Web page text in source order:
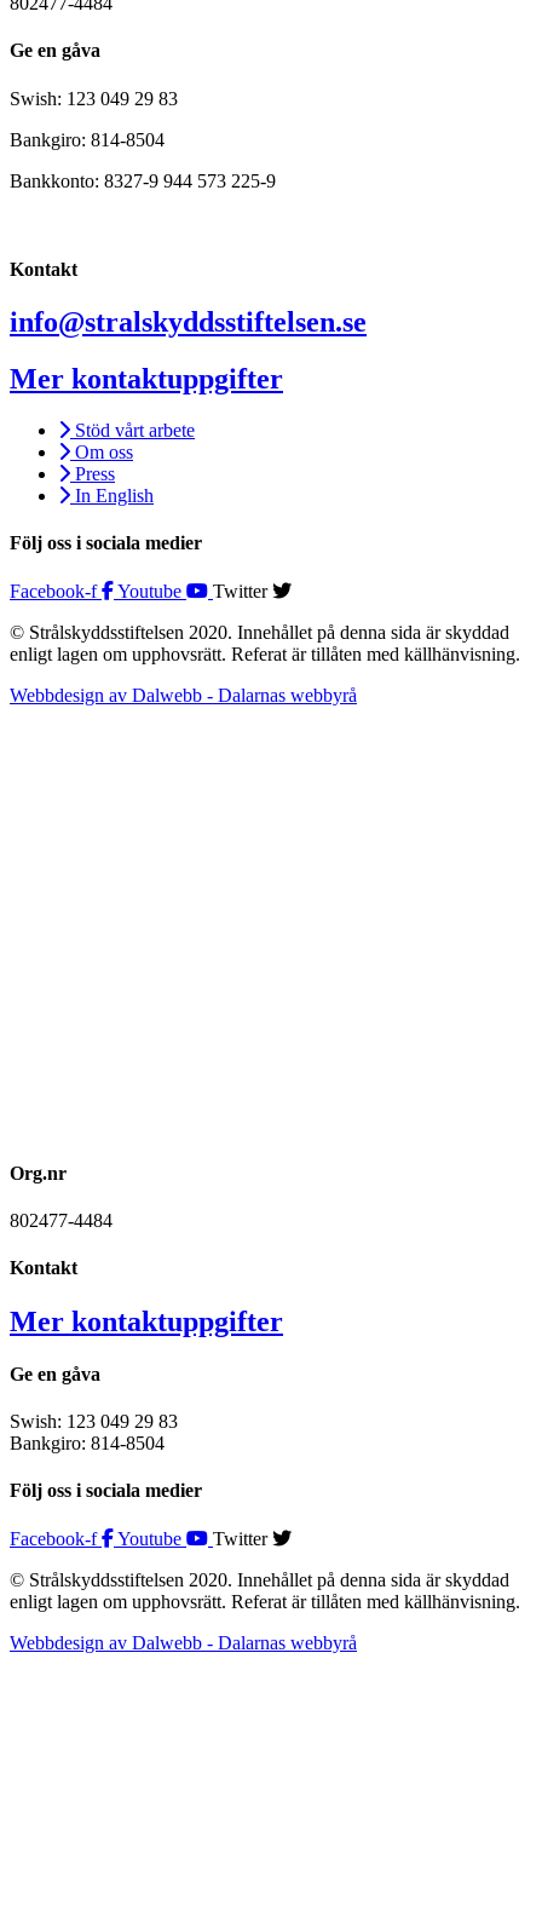
Ge en gåva
Swish: 123 049 29 83
Bankgiro: 814-8504
Bankkonto: 8327-9 944 573 225-9
Kontakt
info@stralskyddsstiftelsen.se
Mer kontaktuppgifter
Stöd vårt arbete
Om oss
Press
In English
Följ oss i sociala medier
Facebook-f Youtube
Twitter
© Strålskyddsstiftelsen 2020. Innehållet på denna sida är skyddad
enligt lagen om upphovsrätt. Referat är tillåten med källhänvisning.
Webbdesign av Dalwebb - Dalarnas webbyrå
Org.nr
802477-4484
Kontakt
Mer kontaktuppgifter
Ge en gåva
Swish: 123 049 29 83
Bankgiro: 814-8504
Följ oss i sociala medier
Facebook-f Youtube
Twitter
© Strålskyddsstiftelsen 2020. Innehållet på denna sida är skyddad
enligt lagen om upphovsrätt. Referat är tillåten med källhänvisning.
Webbdesign av Dalwebb - Dalarnas webbyrå